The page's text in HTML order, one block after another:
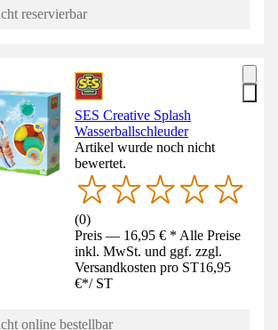
reservierbar
SES Creative Splash
Wasserballschleuder
Artikel wurde noch nicht
bewertet.
(0)
Preis — 16,95 € * Alle Preise
inkl. MwSt. und ggf. zzgl.
Versandkosten pro ST16,95
€*/ ST
online bestellbar